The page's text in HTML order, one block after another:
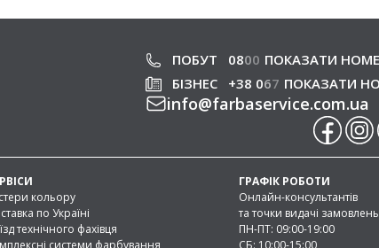
ПОБУТ 0800 ПОКАЗАТИ
БІЗНЕС
+38 067 ПОКАЗАТИ
info@farbaservice.com.ua
кольору
по Україні
технічного фахівця
системи фарбування
ГРАФІК РОБОТИ
Онлайн-консультантів
та точки видачі
ПН-ПТ: 09:00-19:00
СБ: 10:00-15:00